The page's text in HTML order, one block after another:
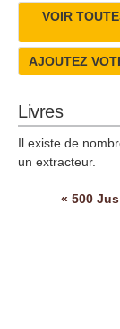
VOIR
AJOUTEZ
Livres
Il existe de
un extracteur.
« 500